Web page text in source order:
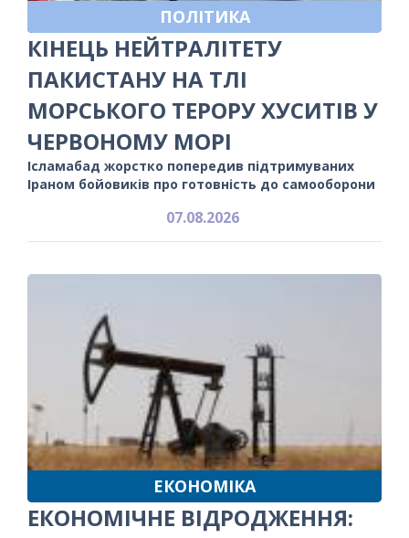
ПОЛІТИКА
КІНЕЦЬ НЕЙТРАЛІТЕТУ
ПАКИСТАНУ НА ТЛІ
МОРСЬКОГО ТЕРОРУ ХУСИТІВ У
ЧЕРВОНОМУ МОРІ
Ісламабад жорстко попередив підтримуваних
Іраном бойовиків про готовність до самооборони
07.08.2026
ЕКОНОМІКА
ЕКОНОМІЧНЕ ВІДРОДЖЕННЯ: